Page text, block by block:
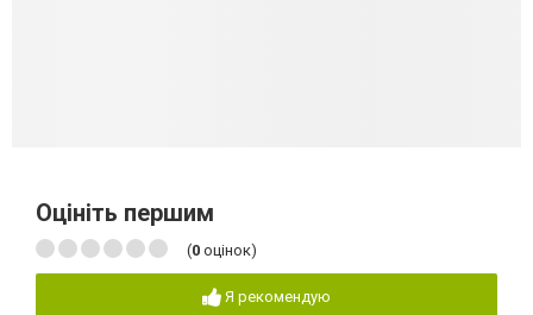
Оцініть першим
(0 оцінок)
Я рекомендую